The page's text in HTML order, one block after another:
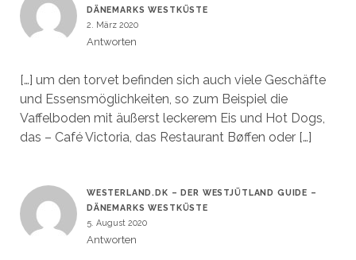
DÄNEMARKS WESTKÜSTE
2. März 2020
Antworten
[…] um den torvet befinden sich auch viele Geschäfte
und Essensmöglichkeiten, so zum Beispiel die
Vaffelboden mit äußerst leckerem Eis und Hot Dogs,
das – Café Victoria, das Restaurant Bøffen oder […]
WESTERLAND.DK – DER WESTJÜTLAND GUIDE –
DÄNEMARKS WESTKÜSTE
5. August 2020
Antworten